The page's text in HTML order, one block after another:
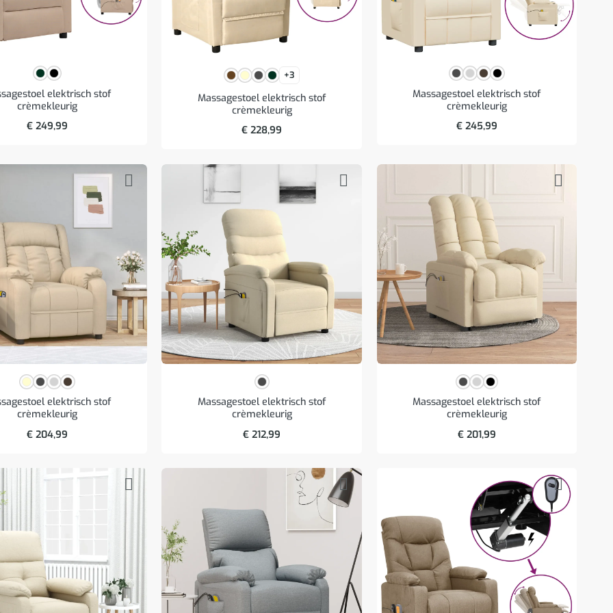
elektrisch stof
crèmekleurig
€249,99
+3
Massagestoel elektrisch stof
crèmekleurig
€ 228,99
Massagestoel elektrisch stof
crèmekleurig
€245,99
elektrisch stof
crèmekleurig
€204,99
Massagestoel elektrisch stof
crèmekleurig
€ 212,99
Massagestoel elektrisch stof
crèmekleurig
€201,99